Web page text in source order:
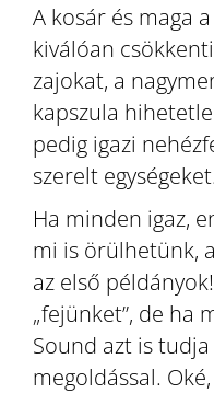
A kosár és maga
kiválóan
zajokat, a
kapszula
pedig igazi
szerelt egységeket.
Ha minden igaz,
mi is örülhetünk,
az első
„fejünket”, de ha
Sound azt is
megoldással.